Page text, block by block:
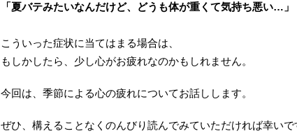
「夏バテみたいなんだけど、どうも体が重くて気持ち悪い…」
こういった症状に当てはまる場合は、
もしかしたら、少し心がお疲れなのかもしれません。
今回は、季節による心の疲れについてお話しします。
ぜひ、構えることなくのんびり読んでみていただければ幸いで